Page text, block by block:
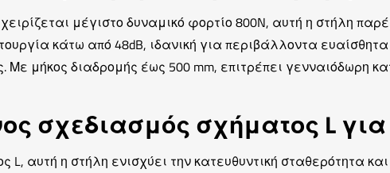
μέγιστο δυναμικό φορτίο 800N, αυτή η στήλη
κάτω από 48dB, ιδανική για περιβάλλοντα
Με μήκος διαδρομής έως 500 mm, επιτρέπει
σχεδιασμός σχήματος L
L, αυτή η στήλη ενισχύει την κατευθυντική σταθερότητα